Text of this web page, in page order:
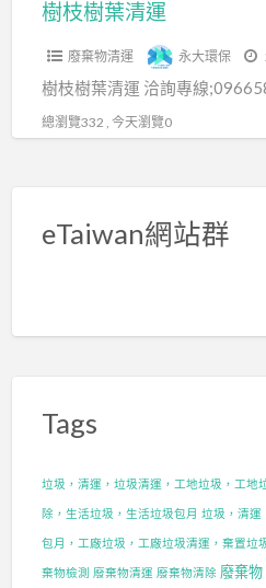
樹枝樹葉清運
廢棄物清運 永大環保
樹枝樹葉清運 洽詢專線
總瀏覽332 , 今天瀏覽0
eTaiwan網站群
Tags
垃圾，清運，垃圾清運，工地垃圾，工地
除，生活垃圾，生活垃圾包月 垃圾，清運
包月，工廠垃圾，工廠垃圾清運，棄置垃
棄物檢測 廢棄物清運 廢棄物清除 廢棄